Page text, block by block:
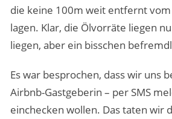
die keine 100m weit entfernt
lagen. Klar, die Ölvorräte liegen
liegen, aber ein bisschen
Es war besprochen, dass wir uns
Airbnb-Gastgeberin – per SMS
einchecken wollen. Das taten wir